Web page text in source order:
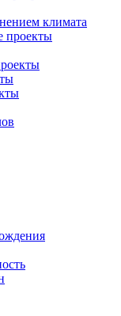
климата
проекты